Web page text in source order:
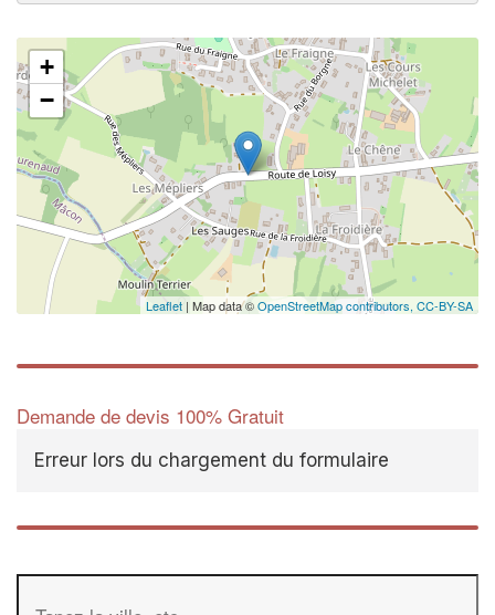
+
−
Leaflet | Map data ©OpenStreetMap contributors, CC-BY-SA
Demande de devis 100% Gratuit
Erreur lors du chargement du formulaire